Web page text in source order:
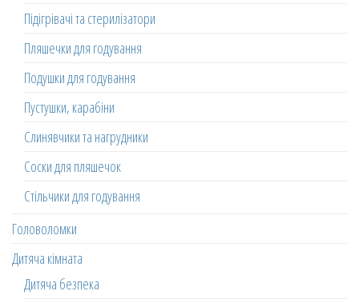
Підігрівачі та стерилізатори
Пляшечки для годування
Подушки для годування
Пустушки, карабіни
Слинявчики та нагрудники
Соски для пляшечок
Стільчики для годування
Головоломки
Дитяча кімната
Дитяча безпека